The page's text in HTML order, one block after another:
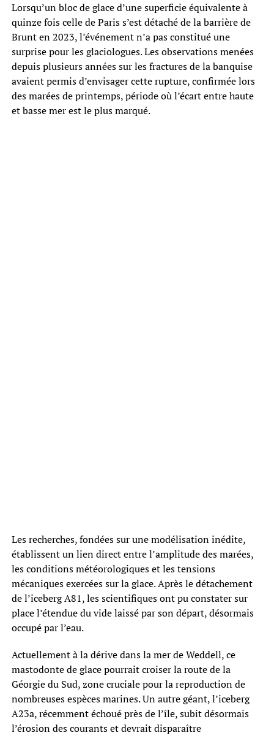
Lorsqu’un bloc de glace d’une superficie équivalente à
quinze fois celle de Paris s’est détaché de la barrière de
Brunt en 2023, l’événement n’a pas constitué une
surprise pour les glaciologues. Les observations menées
depuis plusieurs années sur les fractures de la banquise
avaient permis d’envisager cette rupture, confirmée lors
des marées de printemps, période où l’écart entre haute
et basse mer est le plus marqué.
Les recherches, fondées sur une modélisation inédite,
établissent un lien direct entre l’amplitude des marées,
les conditions météorologiques et les tensions
mécaniques exercées sur la glace. Après le détachement
de l’iceberg A81, les scientifiques ont pu constater sur
place l’étendue du vide laissé par son départ, désormais
occupé par l’eau.
Actuellement à la dérive dans la mer de Weddell, ce
mastodonte de glace pourrait croiser la route de la
Géorgie du Sud, zone cruciale pour la reproduction de
nombreuses espèces marines. Un autre géant, l’iceberg
A23a, récemment échoué près de l’île, subit désormais
l’érosion des courants et devrait disparaître